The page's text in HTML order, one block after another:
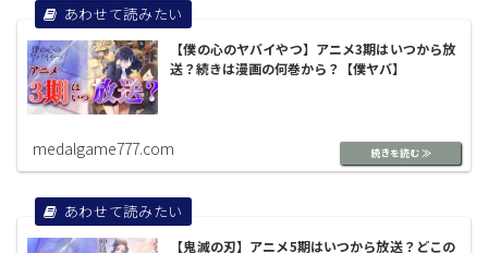
【僕の心のヤバイやつ】アニメ3期はいつから放
送？続きは漫画の何巻から？【僕ヤバ】
medalgame777.com
【鬼滅の刃】アニメ5期はいつから放送？どこの